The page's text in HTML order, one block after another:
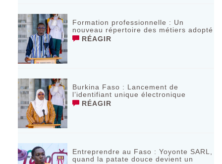
Formation professionnelle : Un
nouveau répertoire des métiers adopté
RÉAGIR
Burkina Faso : Lancement de
l’identifiant unique électronique
RÉAGIR
Entreprendre au Faso : Yoyonte SARL,
quand la patate douce devient un